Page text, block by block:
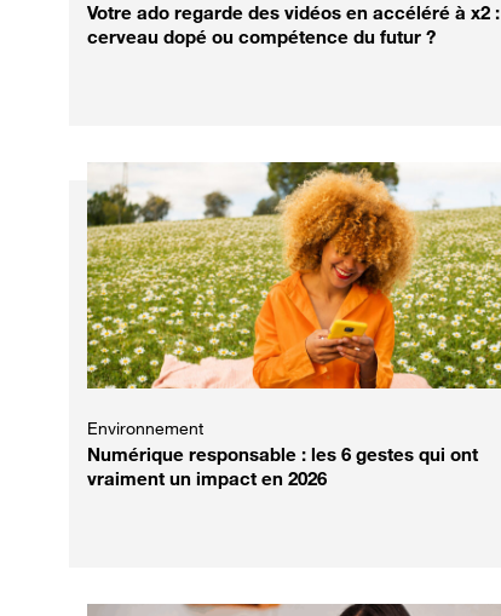
Votre ado regarde des vidéos en accéléré à x2 :
cerveau dopé ou compétence du futur ?
Environnement
Numérique responsable : les 6 gestes qui ont
vraiment un impact en 2026